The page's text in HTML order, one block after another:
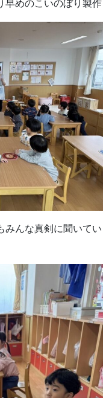
早めのこいのぼり製作
みんな真剣に聞いてい